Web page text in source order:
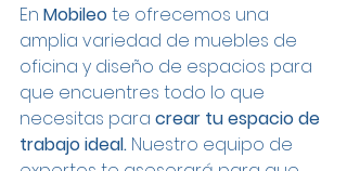
En Mobileo te ofrecemos una
amplia variedad de muebles de
oficina y diseño de espacios para
que encuentres todo lo que
necesitas para crear tu espacio de
trabajo ideal. Nuestro equipo de